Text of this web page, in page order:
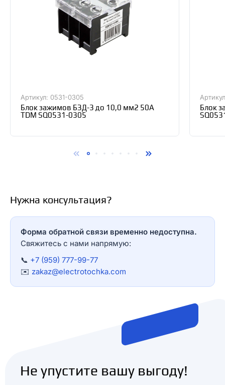
Артикул: 0531-0305
Блок зажимов БЗД-3 до 10,0 мм2 50A
TDM SQ0531-0305
Блок
Нужна консультация?
Форма обратной связи временно недоступна.
Свяжитесь с нами напрямую:
📞 +7 (959) 777-99-77
✉️ zakaz@electrotochka.com
Не упустите вашу выгоду!